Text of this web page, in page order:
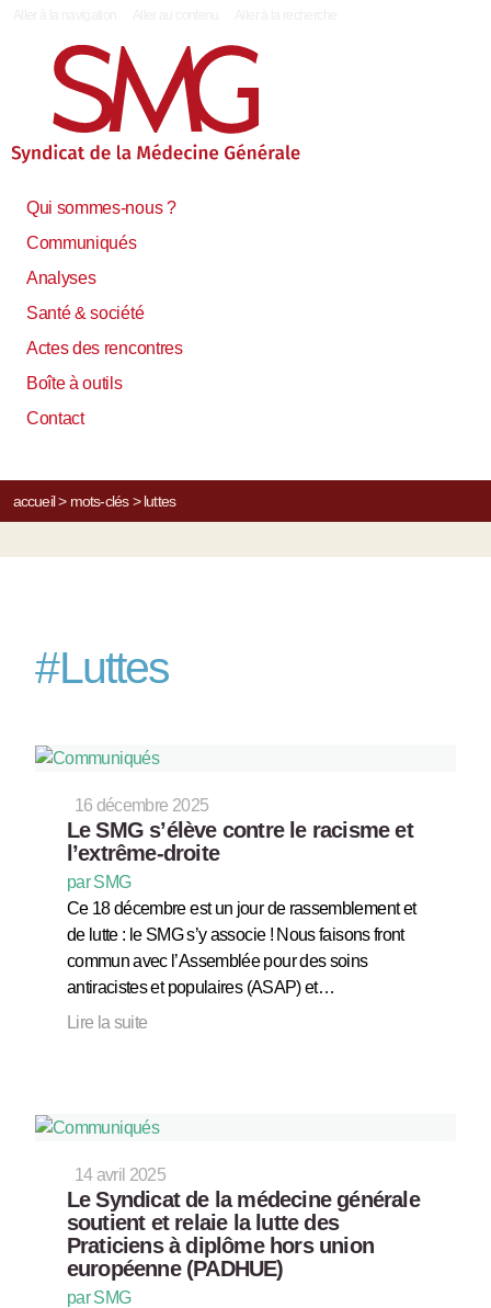
Qui sommes-nous ?
Communiqués
Analyses
Santé & société
Actes des rencontres
Boîte à outils
Contact
accueil> mots-clés> luttes
#Luttes
16 décembre 2025
Le SMG s’élève contre le racisme et
l’extrême-droite
par SMG
Ce 18 décembre est un jour de rassemblement et
de lutte : le SMG s’y associe ! Nous faisons front
commun avec l’Assemblée pour des soins
antiracistes et populaires (ASAP) et…
Lire la suite
14 avril 2025
Le Syndicat de la médecine générale
soutient et relaie la lutte des
Praticiens à diplôme hors union
européenne (PADHUE)
par SMG